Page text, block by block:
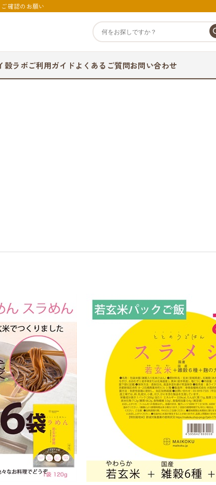
確認のお願い
穀ラボご利用ガイドよくあるご質問お問い合わせ